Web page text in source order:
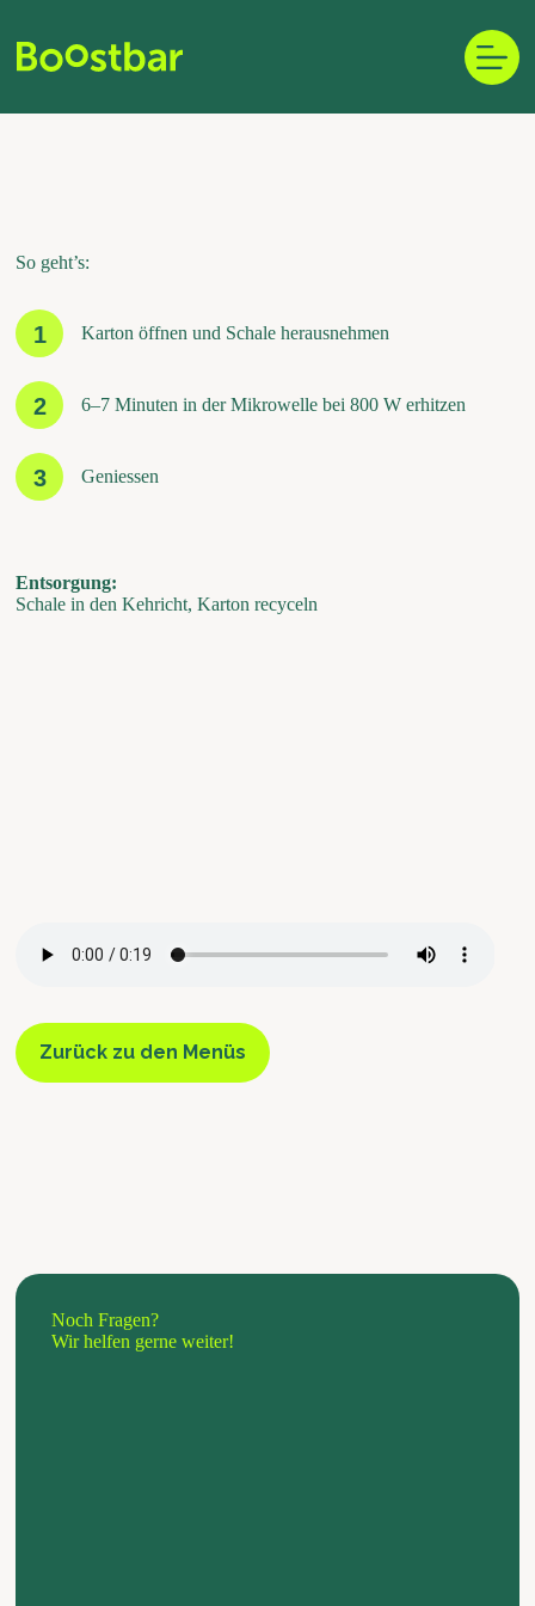
springen
So geht’s:
1 Karton öffnen und Schale herausnehmen
2 6–7 Minuten in der Mikrowelle bei 800 W erhitzen
3 Geniessen
Entsorgung:
Schale in den Kehricht, Karton recyceln
Zurück zu den Menüs
Noch Fragen?
Wir helfen gerne weiter!